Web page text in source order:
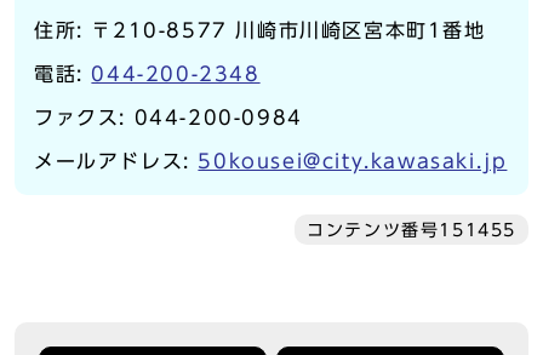
住所: 〒210-8577 川崎市川崎区宮本町1番地
電話: 044-200-2348
ファクス: 044-200-0984
メールアドレス: 50kousei@city.kawasaki.jp
コンテンツ番号151455